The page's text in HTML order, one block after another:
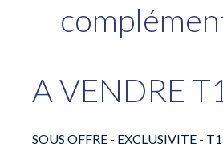
A VENDRE
SOUS OFFRE - EXCLUSIVITE -